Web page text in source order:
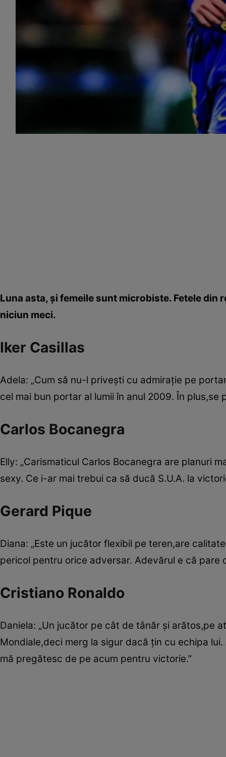
Luna asta, şi femeile sunt microbiste. Fetele din
niciun meci.
Iker Casillas
Adela: „Cum să nu-l priveşti cu admiraţie pe
cel mai bun portar al lumii în anul 2009. În plus,se
Carlos Bocanegra
Elly: „Carismaticul Carlos Bocanegra are planuri
sexy. Ce i-ar mai trebui ca să ducă S.U.A. la
Gerard Pique
Diana: „Este un jucător flexibil pe teren,are
pericol pentru orice adversar. Adevărul e că pare
Cristiano Ronaldo
Daniela: „Un jucător pe cât de tânăr şi arătos,pe
Mondiale,deci merg la sigur dacă ţin cu echipa
mă pregătesc de pe acum pentru victorie.”